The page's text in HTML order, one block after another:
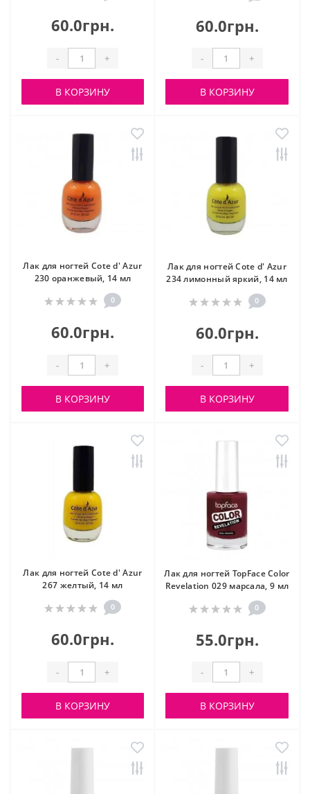
60.0грн.
- +
В КОРЗИНУ
60.0грн.
- +
В КОРЗИНУ
Лак для ногтей Cote d' Azur
230 оранжевый, 14 мл
0
60.0грн.
- +
В КОРЗИНУ
Лак для ногтей Cote d' Azur
234 лимонный яркий, 14 мл
0
60.0грн.
- +
В КОРЗИНУ
Лак для ногтей Cote d' Azur
267 желтый, 14 мл
0
60.0грн.
- +
В КОРЗИНУ
Лак для ногтей TopFace Color
Revelation 029 марсала, 9 мл
0
55.0грн.
- +
В КОРЗИНУ